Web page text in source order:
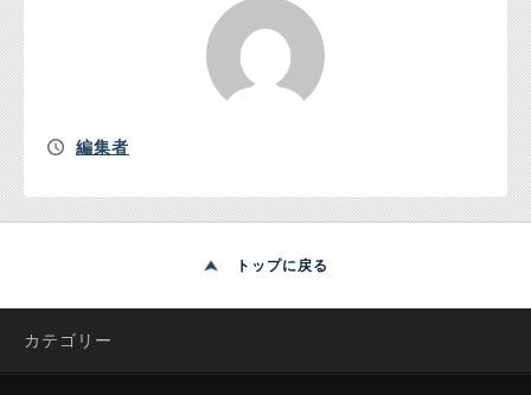
編集者
トップに戻る
カテゴリー